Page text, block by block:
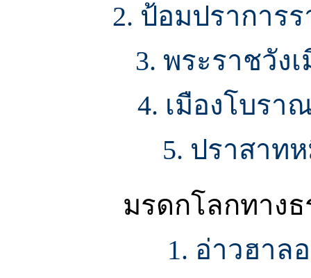
2. ป้อมปราการ
3. พระราชวังเ
4. เมืองโบรา
5. ปราสาท
มรดกโลกทาง
1. อ่าวฮาล